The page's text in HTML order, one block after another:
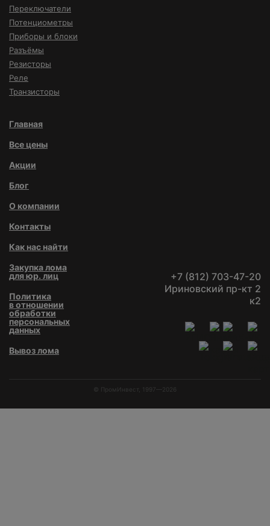
Переключатели
Потенциометры
Приборы и блоки
Разъёмы
Резисторы
Реле
Транзисторы
Главная
Все цены
Акции
Блог
О компании
Контакты
Как нас найти
Закупка лома
для юр. лиц
Политика
в отношении
обработки
персональных
данных
Вывоз лома
+7 (812) 703-47-20
Ириновский пр-кт 2
к2
© ПромИнвест, 1997—2026